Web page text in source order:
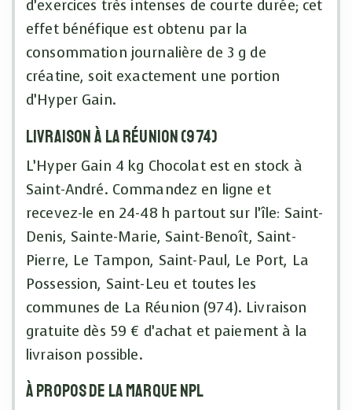
d’exercices très intenses de courte durée; cet
effet bénéfique est obtenu par la
consommation journalière de 3 g de
créatine, soit exactement une portion
d’Hyper Gain.
Livraison à La Réunion (974)
L’Hyper Gain 4 kg Chocolat est en stock à
Saint-André. Commandez en ligne et
recevez-le en 24-48 h partout sur l’île: Saint-
Denis, Sainte-Marie, Saint-Benoît, Saint-
Pierre, Le Tampon, Saint-Paul, Le Port, La
Possession, Saint-Leu et toutes les
communes de La Réunion (974). Livraison
gratuite dès 59 € d’achat et paiement à la
livraison possible.
À propos de la marque NPL